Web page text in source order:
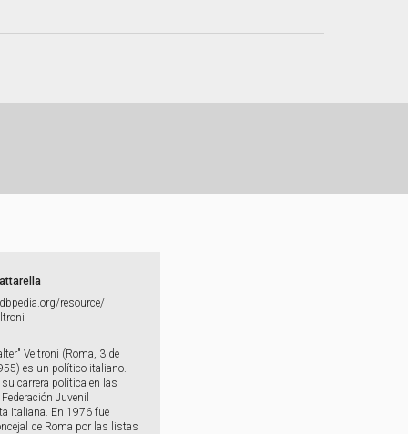
​resource/​
Veltroni (Roma, 3 de
es un político italiano.
su carrera política en las
Juvenil
Italiana. En 1976 fue
de Roma por las listas